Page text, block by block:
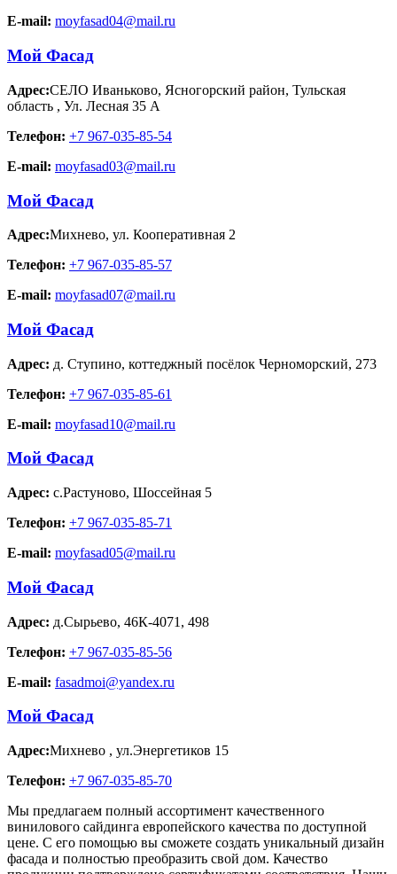
E-mail: moyfasad04@mail.ru
Мой Фасад
Адрес:СЕЛО Иваньково, Ясногорский район, Тульская
область , Ул. Лесная 35 А
Телефон: +7 967-035-85-54
E-mail: moyfasad03@mail.ru
Мой Фасад
Адрес:Михнево, ул. Кооперативная 2
Телефон: +7 967-035-85-57
E-mail: moyfasad07@mail.ru
Мой Фасад
Адрес: д. Ступино, коттеджный посёлок Черноморский, 273
Телефон: +7 967-035-85-61
E-mail: moyfasad10@mail.ru
Мой Фасад
Адрес: с.Растуново, Шоссейная 5
Телефон: +7 967-035-85-71
E-mail: moyfasad05@mail.ru
Мой Фасад
Адрес: д.Сырьево, 46К-4071, 498
Телефон: +7 967-035-85-56
E-mail: fasadmoi@yandex.ru
Мой Фасад
Адрес:Михнево , ул.Энергетиков 15
Телефон: +7 967-035-85-70
Мы предлагаем полный ассортимент качественного
винилового сайдинга европейского качества по доступной
цене. С его помощью вы сможете создать уникальный дизайн
фасада и полностью преобразить свой дом. Качество